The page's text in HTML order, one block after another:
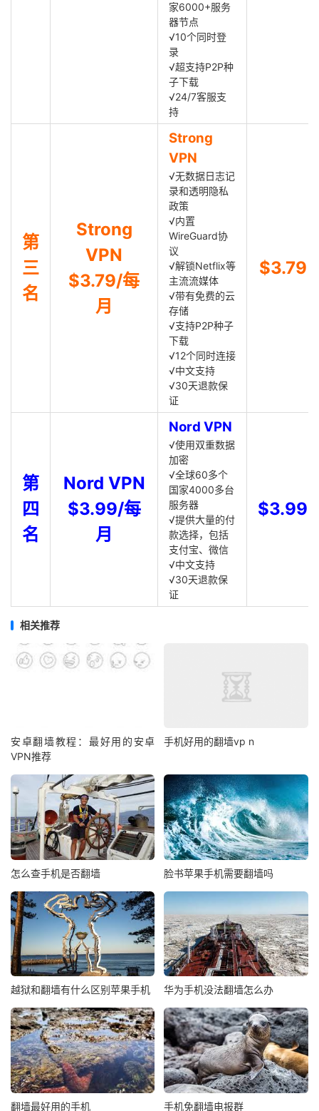
家6000+服务
器节点
√10个同时登
录
√超支持P2P种
子下载
√24/7客服支
持
第
三
名
Strong
VPN
$3.79/每
月
Strong
VPN
√无数据日志记
录和透明隐私
政策
√内置
WireGuard协
议
√解锁Netflix等
主流流媒体
√带有免费的云
存储
√支持P2P种子
下载
√12个同时连接
√中文支持
√30天退款保
证
$3.79
第
四
名
Nord VPN
$3.99/每
月
Nord VPN
√使用双重数据
加密
√全球60多个
国家4000多台
服务器
√提供大量的付
款选择，包括
支付宝、微信
√中文支持
√30天退款保
证
$3.99
相关推荐
安卓翻墙教程：最好用的安卓
VPN推荐
手机好用的翻墙vp n
怎么查手机是否翻墙 脸书苹果手机需要翻墙吗
越狱和翻墙有什么区别苹果手机 华为手机没法翻墙怎么办
翻墙最好用的手机 手机免翻墙电报群